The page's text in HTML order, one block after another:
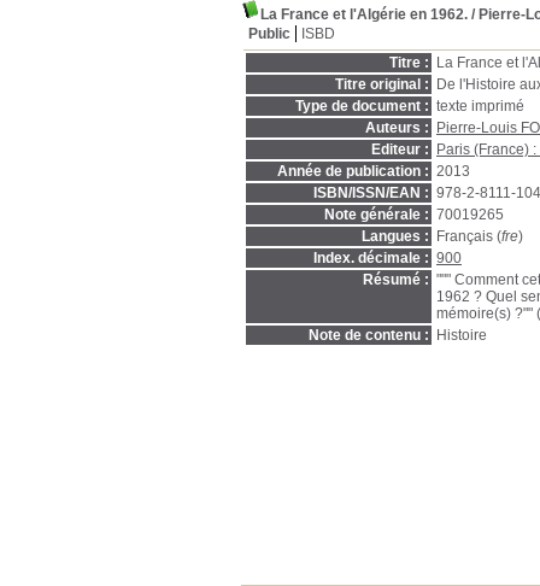
La France et l'Algérie en 1962. / Pierre-
Public
ISBD
Titre :
La France et
Titre original :
De l'Histoire
Type de document : texte imprimé
Auteurs :
Pierre-Louis
Editeur :
Paris (France)
Année de publication : 2013
ISBN/ISSN/EAN : 978-2-8111-
Note générale : 70019265
Langues :
Français (fre)
Index. décimale : 900
Résumé : """ Comment
1962 ? Quel
mémoire(s) ?""
Note de contenu :
Histoire